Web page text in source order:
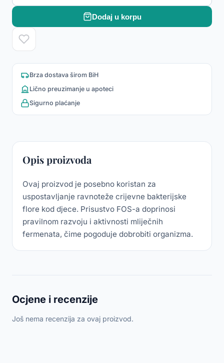
Dodaj u korpu
Brza dostava širom BiH
Lično preuzimanje u apoteci
Sigurno plaćanje
Opis proizvoda
Ovaj proizvod je posebno koristan za
uspostavljanje ravnoteže crijevne bakterijske
flore kod djece. Prisustvo FOS-a doprinosi
pravilnom razvoju i aktivnosti mliječnih
fermenata, čime pogoduje dobrobiti organizma.
Ocjene i recenzije
Još nema recenzija za ovaj proizvod.